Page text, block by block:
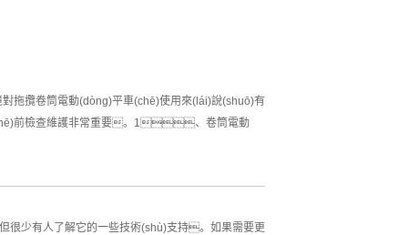
攬卷筒電動(dòng)平車(chē)使用來(lái)說(shuō)有
前檢查維護非常重要。1、卷筒電動
少有人了解它的一些技術(shù)支持。如果需要更